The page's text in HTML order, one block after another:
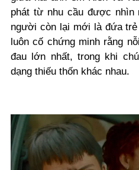
phát từ nhu cầu được nhìn
người còn lại mới là đứa
luôn cố chứng minh rằng
đau lớn nhất, trong khi
dạng thiếu thốn khác nhau.